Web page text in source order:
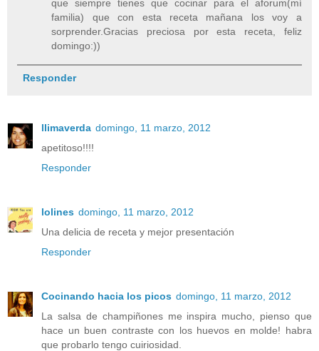
que siempre tienes que cocinar para el aforum(mí
familia) que con esta receta mañana los voy a
sorprender.Gracias preciosa por esta receta, feliz
domingo:))
Responder
llimaverda domingo, 11 marzo, 2012
apetitoso!!!!
Responder
lolines domingo, 11 marzo, 2012
Una delicia de receta y mejor presentación
Responder
Cocinando hacia los picos domingo, 11 marzo, 2012
La salsa de champiñones me inspira mucho, pienso que
hace un buen contraste con los huevos en molde! habra
que probarlo tengo cuiriosidad.